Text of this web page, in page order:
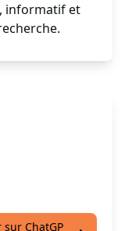
informatif et
sur ChatGP